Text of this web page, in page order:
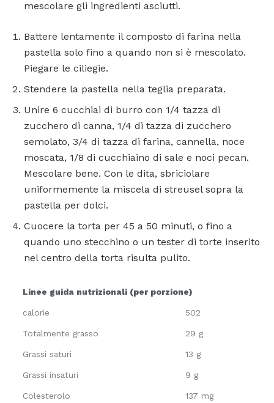
mescolare gli ingredienti asciutti.
Battere lentamente il composto di farina nella
pastella solo fino a quando non si è mescolato.
Piegare le ciliegie.
Stendere la pastella nella teglia preparata.
Unire 6 cucchiai di burro con 1/4 tazza di
zucchero di canna, 1/4 di tazza di zucchero
semolato, 3/4 di tazza di farina, cannella, noce
moscata, 1/8 di cucchiaino di sale e noci pecan.
Mescolare bene. Con le dita, sbriciolare
uniformemente la miscela di streusel sopra la
pastella per dolci.
Cuocere la torta per 45 a 50 minuti, o fino a
quando uno stecchino o un tester di torte inserito
nel centro della torta risulta pulito.
Linee guida nutrizionali (per porzione)
calorie 502
Totalmente grasso 29 g
Grassi saturi 13 g
Grassi insaturi 9 g
Colesterolo 137 mg